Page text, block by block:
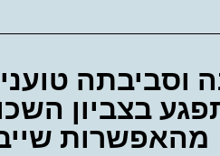
בצביון
מהאפשרות שייבנו